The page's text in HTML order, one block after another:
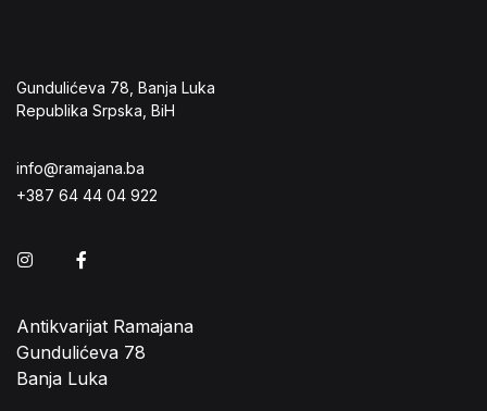
Gundulićeva 78, Banja Luka
Republika Srpska, BiH
info@ramajana.ba
+387 64 44 04 922
Instagram
Antikvarijat Ramajana
Gundulićeva 78
Banja Luka